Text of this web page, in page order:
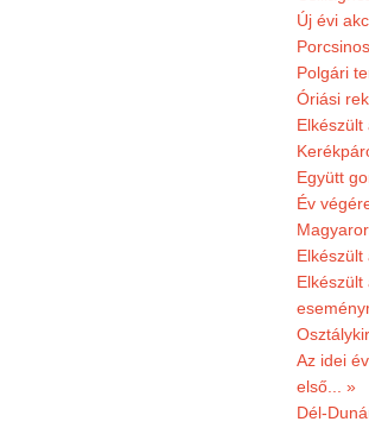
Új évi
Polgári
Óriási
Együtt
Év
Az idei
első... »
Dél-